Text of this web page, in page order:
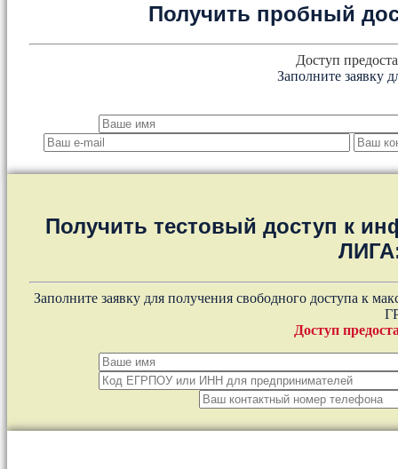
Получить пробный
Доступ
Заполните заявку
Получить тестовый доступ к
Заполните заявку для получения свободного доступа к
Доступ